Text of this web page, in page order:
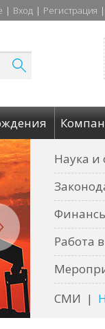
| Вход | Регистрация |
Наука и
Работа
СМИ |